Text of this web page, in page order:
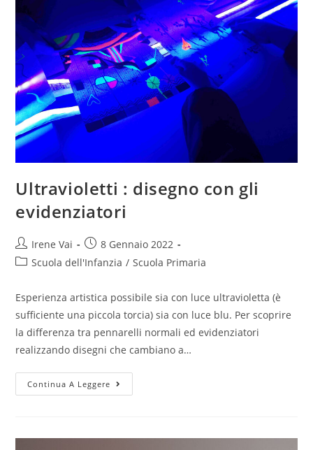
Ultravioletti : disegno con gli
evidenziatori
Post
author:
Irene Vai
Post
published:
8 Gennaio 2022
PostScuola dell'Infanzia / Scuola Primaria
Esperienza artistica possibile sia con luce ultravioletta (è
sufficiente una piccola torcia) sia con luce blu. Per scoprire
la differenza tra pennarelli normali ed evidenziatori
realizzando disegni che cambiano a…
Continua A Leggere
: